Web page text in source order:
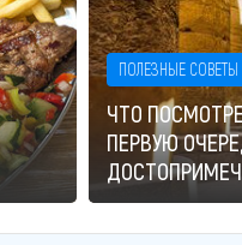
ПОЛЕЗНЫЕ СОВЕТЫ
ЧТО
ПЕРВУЮ